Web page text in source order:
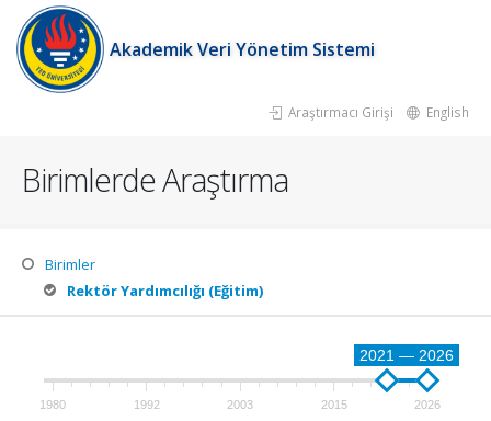
Akademik Veri Yönetim Sistemi
Araştırmacı Girişi English
Birimlerde Araştırma
Birimler
Rektör Yardımcılığı (Eğitim)
2021 — 2026
1980 1992 2003 2015 2026